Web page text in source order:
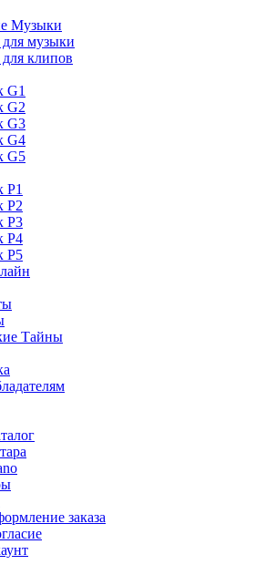
Музыки
музыки
клипов
G1
G2
G3
G4
G5
P1
P2
P3
P4
P5
Тайны
заказа